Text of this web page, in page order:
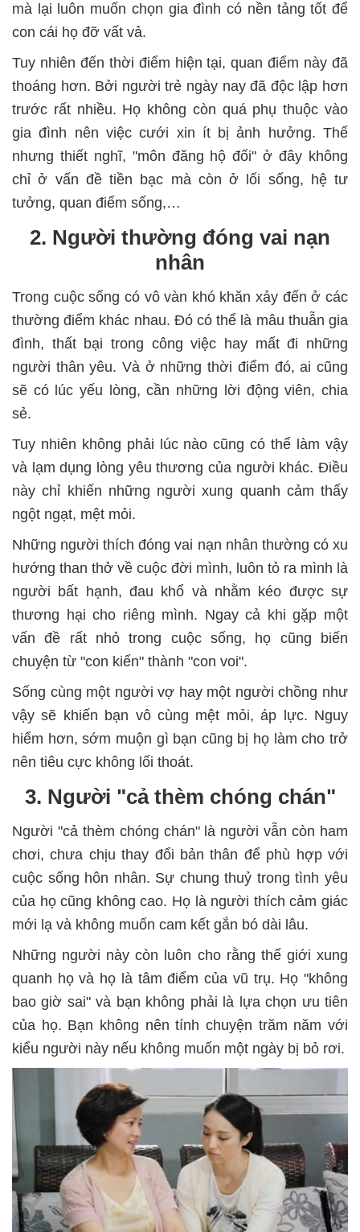
mà lại luôn muốn chọn gia đình có nền tảng tốt để
con cái họ đỡ vất vả.
Tuy nhiên đến thời điểm hiện tại, quan điểm này đã
thoáng hơn. Bởi người trẻ ngày nay đã độc lập hơn
trước rất nhiều. Họ không còn quá phụ thuộc vào
gia đình nên việc cưới xin ít bị ảnh hưởng. Thế
nhưng thiết nghĩ, "môn đăng hộ đối" ở đây không
chỉ ở vấn đề tiền bạc mà còn ở lối sống, hệ tư
tưởng, quan điểm sống,…
2. Người thường đóng vai nạn
nhân
Trong cuộc sống có vô vàn khó khăn xảy đến ở các
thường điểm khác nhau. Đó có thể là mâu thuẫn gia
đình, thất bại trong công việc hay mất đi những
người thân yêu. Và ở những thời điểm đó, ai cũng
sẽ có lúc yếu lòng, cần những lời động viên, chia
sẻ.
Tuy nhiên không phải lúc nào cũng có thể làm vậy
và lạm dụng lòng yêu thương của người khác. Điều
này chỉ khiến những người xung quanh cảm thấy
ngột ngạt, mệt mỏi.
Những người thích đóng vai nạn nhân thường có xu
hướng than thở về cuộc đời mình, luôn tỏ ra mình là
người bất hạnh, đau khổ và nhằm kéo được sự
thương hại cho riêng mình. Ngay cả khi gặp một
vấn đề rất nhỏ trong cuộc sống, họ cũng biến
chuyện từ "con kiến" thành "con voi".
Sống cùng một người vợ hay một người chồng như
vậy sẽ khiến bạn vô cùng mệt mỏi, áp lực. Nguy
hiểm hơn, sớm muộn gì bạn cũng bị họ làm cho trở
nên tiêu cực không lối thoát.
3. Người "cả thèm chóng chán"
Người "cả thèm chóng chán" là người vẫn còn ham
chơi, chưa chịu thay đổi bản thân để phù hợp với
cuộc sống hôn nhân. Sự chung thuỷ trong tình yêu
của họ cũng không cao. Họ là người thích cảm giác
mới lạ và không muốn cam kết gắn bó dài lâu.
Những người này còn luôn cho rằng thế giới xung
quanh họ và họ là tâm điểm của vũ trụ. Họ "không
bao giờ sai" và bạn không phải là lựa chọn ưu tiên
của họ. Bạn không nên tính chuyện trăm năm với
kiểu người này nếu không muốn một ngày bị bỏ rơi.